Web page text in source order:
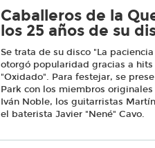
Caballeros de la
los 25 años de su
Se trata de su disco "La
otorgó popularidad gracias a
"Oxidado". Para festejar, se
Park con los miembros
Iván Noble, los guitarristas
el baterista Javier "Nené" Cavo.